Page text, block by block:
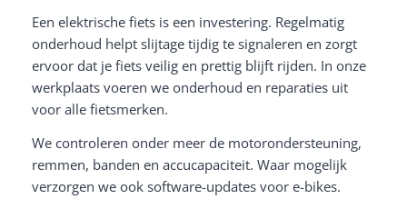
Een elektrische fiets is een investering. Regelmatig
onderhoud helpt slijtage tijdig te signaleren en zorgt
ervoor dat je fiets veilig en prettig blijft rijden. In onze
werkplaats voeren we onderhoud en reparaties uit
voor alle fietsmerken.
We controleren onder meer de motorondersteuning,
remmen, banden en accucapaciteit. Waar mogelijk
verzorgen we ook software-updates voor e-bikes.